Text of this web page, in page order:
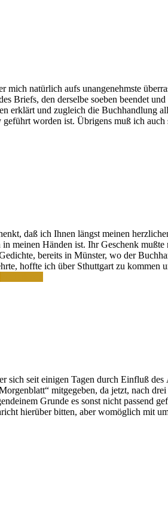
natürlich aufs unangenehmste
Briefs, den derselbe soeben beendet
erklärt und zugleich die Buchhandlung
worden ist. Übrigens muß ich
daß ich Ihnen längst meinen
meinen Händen ist. Ihr Geschenk
bereits in Münster, wo der
hoffte ich über Sthuttgart zu
sich seit einigen Tagen durch Einfluß
mitgegeben, da jetzt, nach
Grunde es sonst nicht passend
hierüber bitten, aber womöglich mit